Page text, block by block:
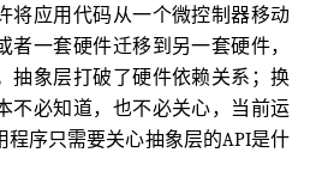
将应用代码从一个微控制器移动
者一套硬件迁移到另一套硬件，
抽象层打破了硬件依赖关系；换
不必知道，也不必关心，当前运
程序只需要关心抽象层的API是什